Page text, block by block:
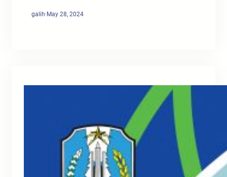
galih·May 28, 2024